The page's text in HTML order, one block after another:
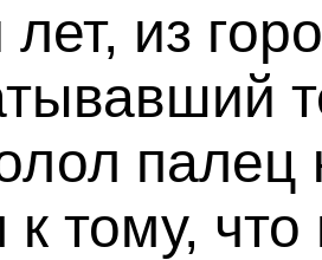
лет, из
к тому,